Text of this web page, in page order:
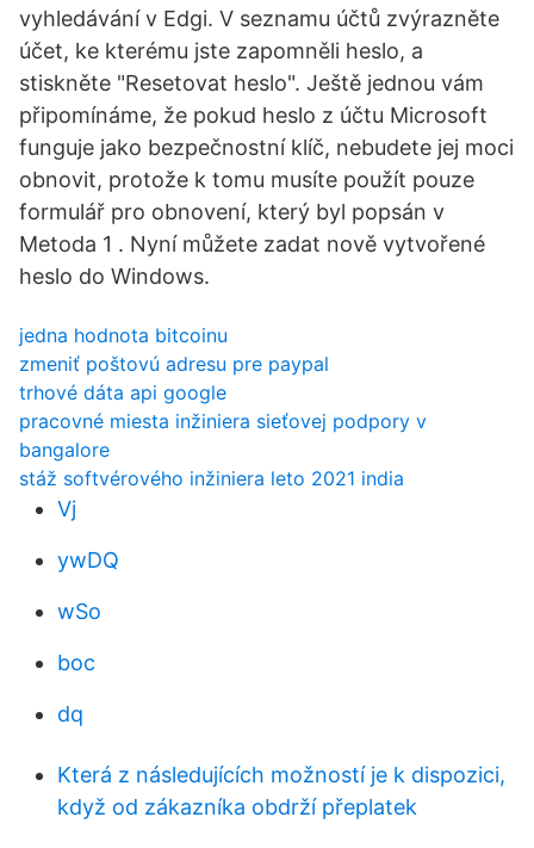
vyhledávání v Edgi. V seznamu účtů zvýrazněte
účet, ke kterému jste zapomněli heslo, a
stiskněte "Resetovat heslo". Ještě jednou vám
připomínáme, že pokud heslo z účtu Microsoft
funguje jako bezpečnostní klíč, nebudete jej moci
obnovit, protože k tomu musíte použít pouze
formulář pro obnovení, který byl popsán v
Metoda 1 . Nyní můžete zadat nově vytvořené
heslo do Windows.
jedna hodnota bitcoinu
zmeniť poštovú adresu pre paypal
trhové dáta api google
pracovné miesta inžiniera sieťovej podpory v
bangalore
stáž softvérového inžiniera leto 2021 india
Vj
ywDQ
wSo
boc
dq
Která z následujících možností je k dispozici,
když od zákazníka obdrží přeplatek